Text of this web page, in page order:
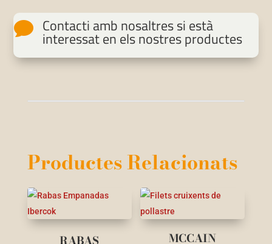
 Contacti amb nosaltres si està
interessat en els nostres productes
Productes Relacionats
MCCAIN